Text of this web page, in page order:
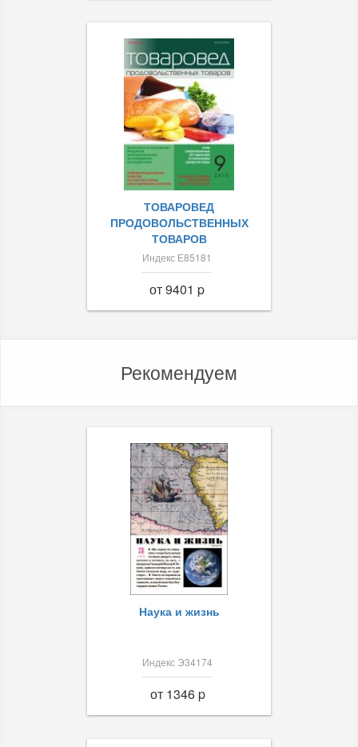
ТОВАРОВЕД
ПРОДОВОЛЬСТВЕННЫХ
ТОВАРОВ
Индекс Е85181
от 9401 p
Рекомендуем
Наука и жизнь
Индекс Э34174
от 1346 p